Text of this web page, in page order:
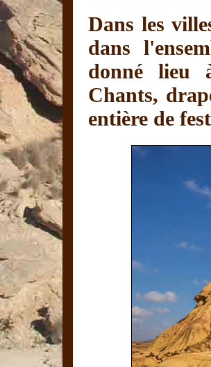
Dans les
dans
donné lieu
Chants,
entière de